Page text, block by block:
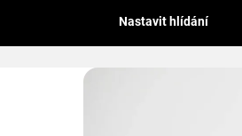
Nastavit hlídání